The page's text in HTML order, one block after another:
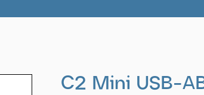
C2 Mini USB-